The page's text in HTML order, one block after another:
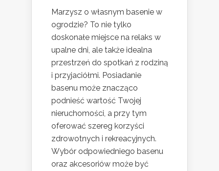
Marzysz o własnym basenie w
ogrodzie? To nie tylko
doskonałe miejsce na relaks w
upalne dni, ale także idealna
przestrzeń do spotkań z rodziną
i przyjaciółmi. Posiadanie
basenu może znacząco
podnieść wartość Twojej
nieruchomości, a przy tym
oferować szereg korzyści
zdrowotnych i rekreacyjnych.
Wybór odpowiedniego basenu
oraz akcesoriów może być